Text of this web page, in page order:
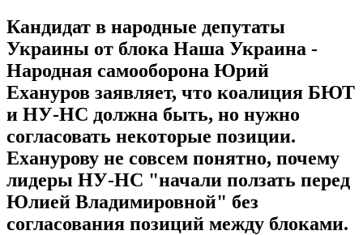
Кандидат в народные депутаты
Украины от блока Наша Украина -
Народная самооборона Юрий
Ехануров заявляет, что коалиция БЮТ
и НУ-НС должна быть, но нужно
согласовать некоторые позиции.
Еханурову не совсем понятно, почему
лидеры НУ-НС "начали ползать перед
Юлией Владимировной" без
согласования позиций между блоками.